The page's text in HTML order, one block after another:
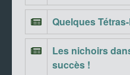
Quelques
Les nichoirs
succès !